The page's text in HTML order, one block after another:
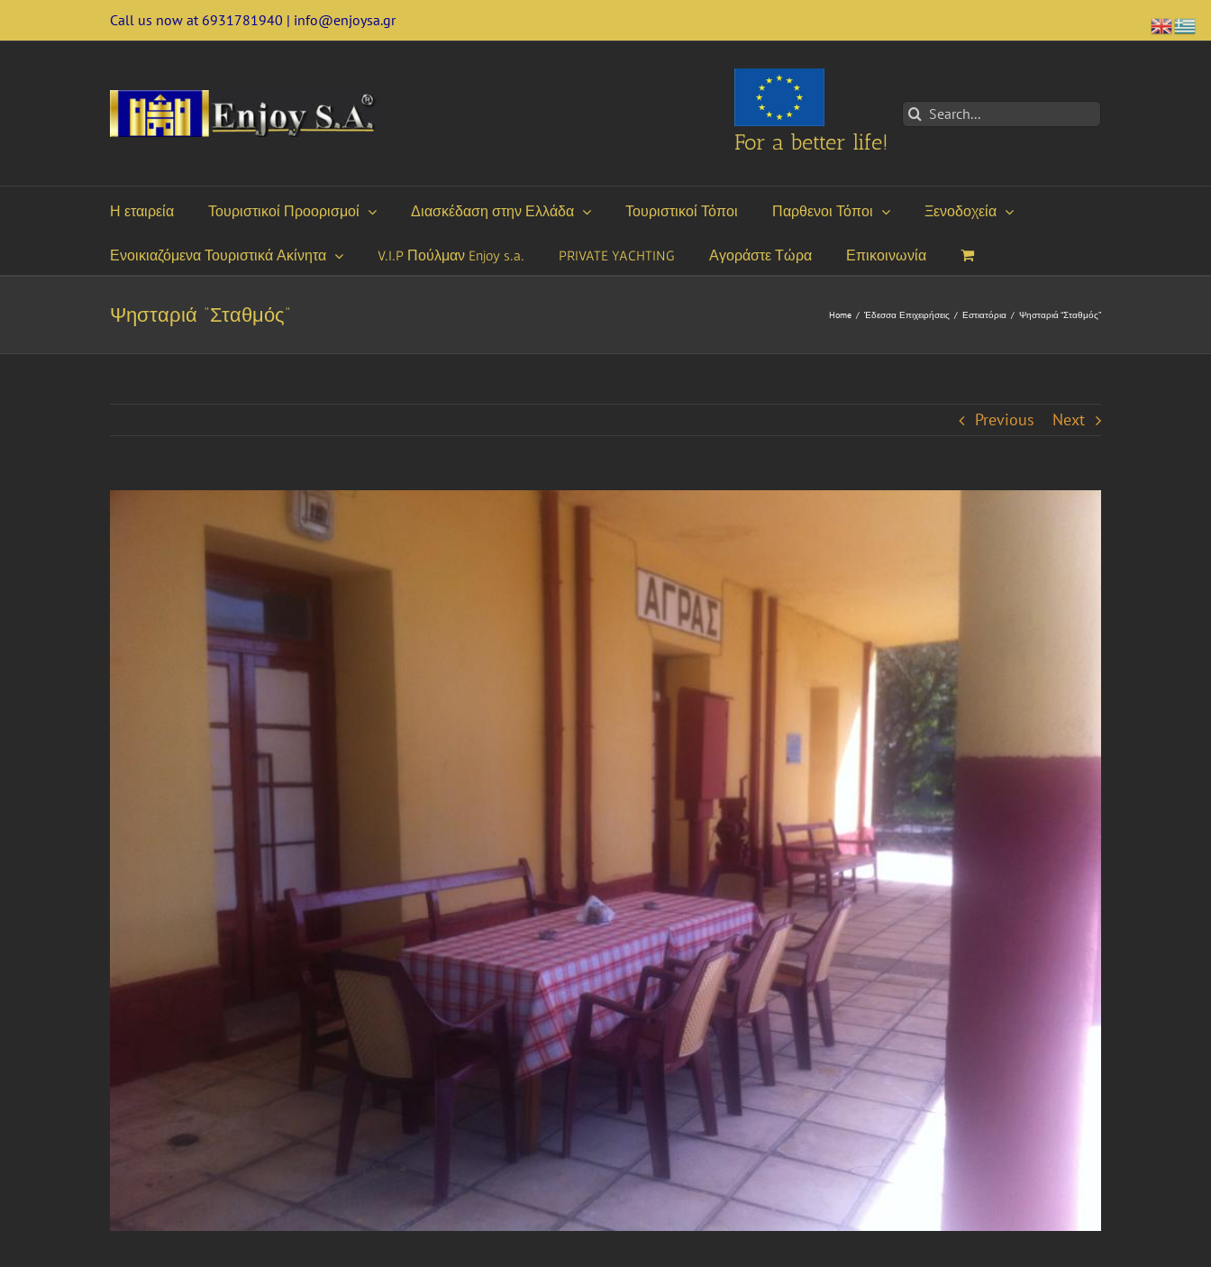
Call us now at 6931781940 | info@enjoysa.gr
For a better life!
Search
for:
Η εταιρεία Τουριστικοί Προορισμοί Διασκέδαση στην Ελλάδα Τουριστικοί Τόποι Παρθενοι Τόποι Ξενοδοχεία
Ενοικιαζόμενα Τουριστικά Ακίνητα V.I.P Πούλμαν Enjoy s.a. PRIVATE YACHTING Αγοράστε Τώρα Επικοινωνία
Ψησταριά “Σταθμός” Home / Έδεσσα Επιχειρήσεις / Εστιατόρια / Ψησταριά “Σταθμός”
Previous Next